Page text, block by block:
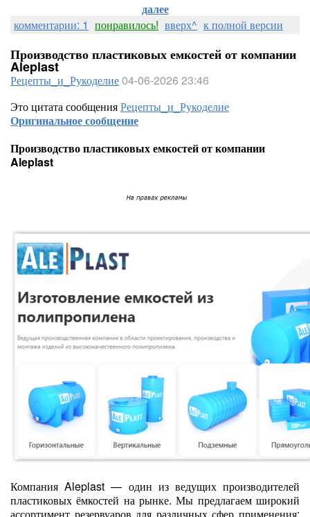
далее
комментарии: 1 понравилось! вверх^ к полной версии
Производство пластиковых емкостей от компании
Aleplast
Рецепты_и_Рукоделие04-06-2026 23:46
Это цитата сообщенияРецепты_и_Рукоделие
Оригинальное сообщение
Производство пластиковых емкостей от компании
Aleplast
Компания Aleplast — один из ведущих производителей
пластиковых ёмкостей на рынке. Мы предлагаем широкий